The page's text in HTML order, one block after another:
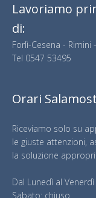
Lavoriamo
di:
Forlì-Cesena - Rimini
Tel 0547 53495
Orari
Riceviamo solo su
le giuste attenzioni,
la soluzione
Dal Lunedì al
Sabato: chiuso